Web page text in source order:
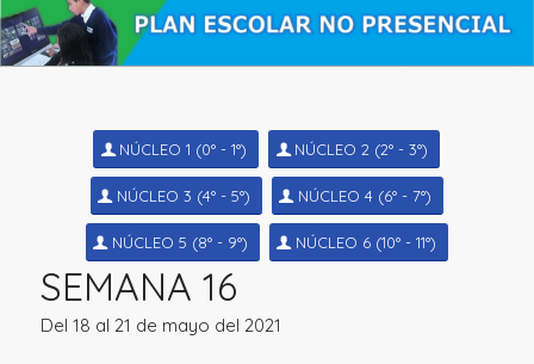
NÚCLEO 1 (0° - 1°) NÚCLEO 2 (2° - 3°)
NÚCLEO 3 (4° - 5°) NÚCLEO 4 (6° - 7°)
NÚCLEO 5 (8° - 9°) NÚCLEO 6 (10° - 11°)
SEMANA 16
Del 18 al 21 de mayo del 2021